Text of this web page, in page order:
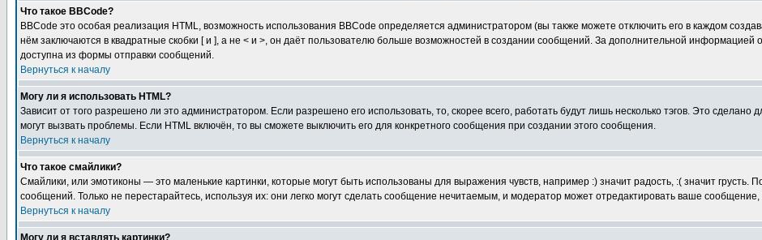
Что такое BBCode?
BBCode это особая реализация HTML, возможность использования BBCode определяется администратором (вы также можете отключить его в каждом
нём заключаются в квадратные скобки [ и ], а не < и >, он даёт пользователю больше возможностей в создании сообщений. За дополнительной информацией
доступна из формы отправки сообщений.
Вернуться к началу
Могу ли я использовать HTML?
Зависит от того разрешено ли это администратором. Если разрешено его использовать, то, скорее всего, работать будут лишь несколько тэгов. Это сделано
могут вызвать проблемы. Если HTML включён, то вы сможете выключить его для конкретного сообщения при создании этого сообщения.
Вернуться к началу
Что такое смайлики?
Смайлики, или эмотиконы — это маленькие картинки, которые могут быть использованы для выражения чувств, например :) значит радость, :( значит грусть.
сообщений. Только не перестарайтесь, используя их: они легко могут сделать сообщение нечитаемым, и модератор может отредактировать ваше
Вернуться к началу
Могу ли я вставлять картинки?